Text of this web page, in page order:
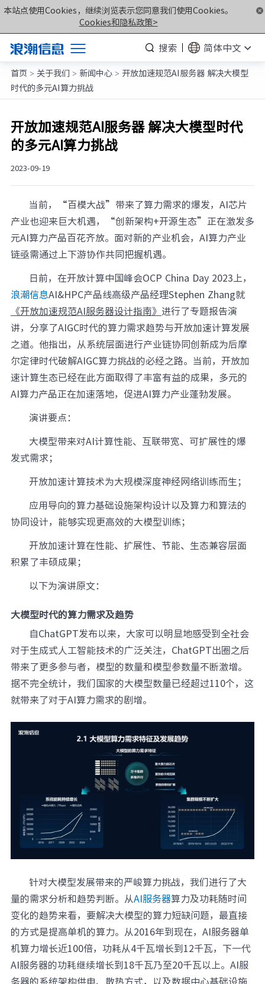
本站点使用Cookies，继续浏览表示您同意我们使用Cookies。
Cookies和隐私政策>
搜索
简体中文
产品
解决方案
服务支持
如何购买
合作伙伴
联合创新平台
关于我们
计算产业洞察
元脑品牌升级公告
首页 > 关于我们 > 新闻中心 > 开放加速规范AI服务器 解决大模型
时代的多元AI算力挑战
开放加速规范AI服务器 解决大模型时代
的多元AI算力挑战
2023-09-19
当前，“百模大战”带来了算力需求的爆发，AI芯片
产业也迎来巨大机遇，“创新架构+开源生态”正在激发多
元AI算力产品百花齐放。面对新的产业机会，AI算力产业
链亟需通过上下游协作共同把握机遇。
日前，在开放计算中国峰会OCP China Day 2023上，
浪潮信息AI&HPC产品线高级产品经理Stephen Zhang就
《开放加速规范AI服务器设计指南》 进行了专题报告演
讲，分享了AIGC时代的算力需求趋势与开放加速计算发展
之道。他指出，从系统层面进行产业链协同创新成为后摩
尔定律时代破解AIGC算力挑战的必经之路。当前，开放加
速计算生态已经在此方面取得了丰富有益的成果，多元的
AI算力产品正在加速落地，促进AI算力产业蓬勃发展。
演讲要点：
大模型带来对AI计算性能、互联带宽、可扩展性的爆
发式需求；
开放加速计算技术为大规模深度神经网络训练而生；
应用导向的算力基础设施架构设计以及算力和算法的
协同设计，能够实现更高效的大模型训练；
开放加速计算在性能、扩展性、节能、生态兼容层面
积累了丰硕成果；
以下为演讲原文：
大模型时代的算力需求及趋势
自ChatGPT发布以来，大家可以明显地感受到全社会
对于生成式人工智能技术的广泛关注，ChatGPT出圈之后
带来了更多参与者，模型的数量和模型参数量不断激增。
据不完全统计，我们国家的大模型数量已经超过110个，这
就带来了对于AI算力需求的剧增。
针对大模型发展带来的严峻算力挑战，我们进行了大
量的需求分析和趋势判断。从AI服务器算力及功耗随时间
变化的趋势来看，要解决大模型的算力短缺问题，最直接
的方式是提高单机的算力。从2016年到现在，AI服务器单
机算力增长近100倍，功耗从4千瓦增长到12千瓦，下一代
AI服务器的功耗继续增长到18千瓦乃至20千瓦以上。AI服
务器的系统架构供电、散热方式，以及数据中心基础设施